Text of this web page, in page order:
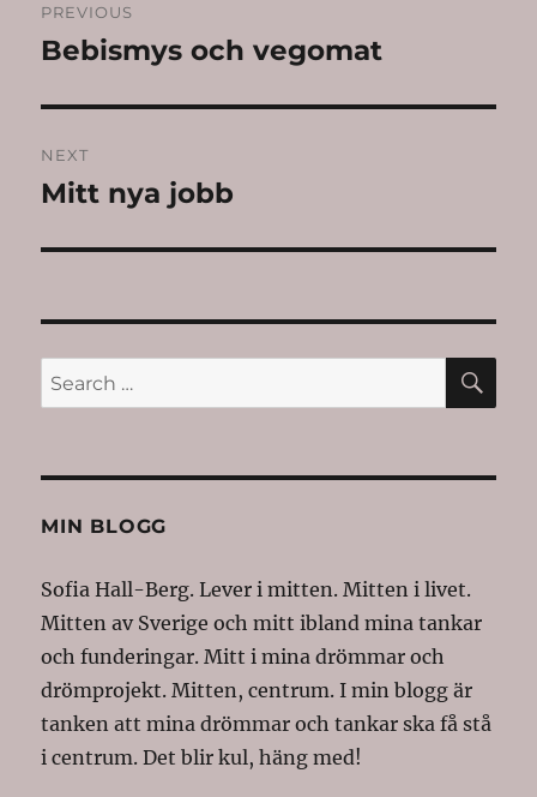
navigation
PREVIOUS
Previous
Bebismys och vegomat
NEXT
Next
Mitt nya jobb
Search
for:
MIN BLOGG
Sofia Hall-Berg. Lever i mitten. Mitten i livet.
Mitten av Sverige och mitt ibland mina tankar
och funderingar. Mitt i mina drömmar och
drömprojekt. Mitten, centrum. I min blogg är
tanken att mina drömmar och tankar ska få stå
i centrum. Det blir kul, häng med!